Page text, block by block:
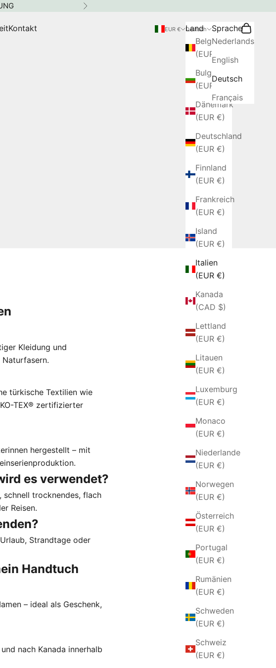
Vor
Kontakt EUR €
Land
Belgien
Bulgarien
Dänemark
(EUR €)
Deutschland
(EUR €)
Finnland
(EUR €)
Frankreich
(EUR €)
Island
(EUR €)
Italien
(EUR €)
Kanada
(CAD $)
Lettland
(EUR €)
Litauen
(EUR €)
Luxemburg
(EUR €)
Monaco
(EUR €)
Niederlande
(EUR €)
Norwegen
(EUR €)
Österreich
(EUR €)
Portugal
(EUR €)
Rumänien
(EUR €)
Schweden
(EUR €)
Schweiz
(EUR €)
Deutsch
Sprache
Nederlands
English
Deutsch
Français
Suchen
Kleidung und
türkische Textilien wie
TEX® zertifizierter
hergestellt – mit
es verwendet?
schnell trocknendes, flach
Reisen.
Strandtage oder
Handtuch
– ideal als Geschenk,
nach Kanada innerhalb